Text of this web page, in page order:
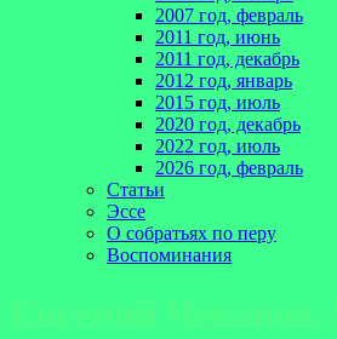
2007 год, февраль
2011 год, июнь
2011 год, декабрь
2012 год, январь
2015 год, июль
2020 год, декабрь
2022 год, июль
2026 год, февраль
Статьи
Эссе
О собратьях по перу
Воспоминания